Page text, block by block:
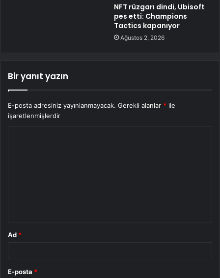
NFT rüzgarı dindi, Ubisoft
pes etti: Champions
Tactics kapanıyor
Ağustos 2, 2026
Bir yanıt yazın
E-posta adresiniz yayınlanmayacak. Gerekli alanlar * ile
işaretlenmişlerdir
Ad *
E-posta *